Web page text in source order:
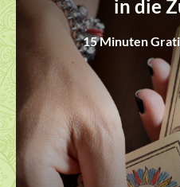
in die
15 Minuten